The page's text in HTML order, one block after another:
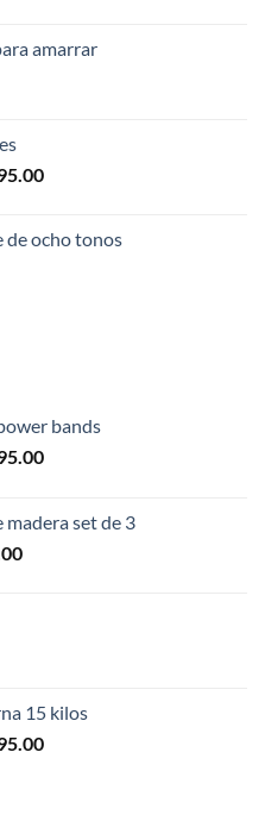
amarrar
El
es:
de ocho tonos
bands
El
es:
madera set de 3
El
15 kilos
El